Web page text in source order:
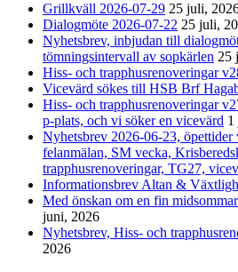
Grillkväll 2026-07-29 25 juli,
Dialogmöte 2026-07-22 25 juli,
Nyhetsbrev, inbjudan till
tömningsintervall av sopkärlen 25
Hiss- och trapphusrenoveringar
Vicevärd sökes till HSB Brf
Hiss- och trapphusrenoveringar
p-plats, och vi söker en vicevärd 1
Nyhetsbrev 2026-06-23, öpettider
felanmälan, SM vecka,
trapphusrenoveringar, TG27,
Informationsbrev Altan &
Med önskan om en fin
juni, 2026
Nyhetsbrev, Hiss- och
2026